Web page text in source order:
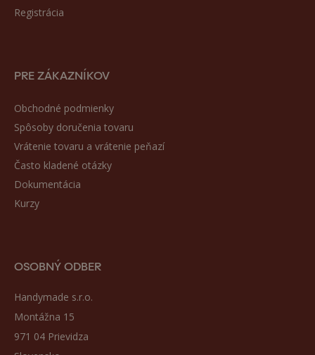
Registrácia
PRE ZÁKAZNÍKOV
Obchodné podmienky
Spôsoby doručenia tovaru
Vrátenie tovaru a vrátenie peňazí
Často kladené otázky
Dokumentácia
Kurzy
OSOBNÝ ODBER
Handymade s.r.o.
Montážna 15
971 04 Prievidza